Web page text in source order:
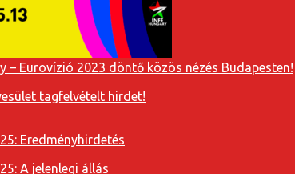
– Eurovízió 2023 döntő közös nézés Budapesten!
tagfelvételt hirdet!
Eredményhirdetés
A jelenlegi állás